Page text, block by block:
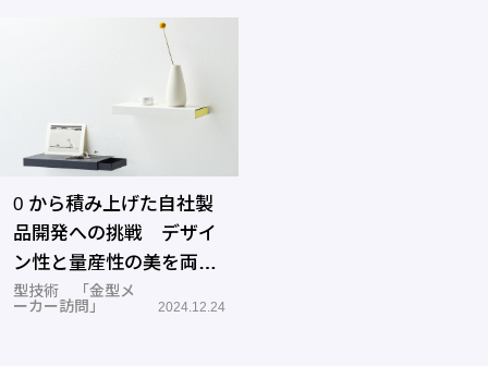
0 から積み上げた自社製
品開発への挑戦 デザイ
ン性と量産性の美を両立
した「BOOK EDGE」―
型技術 「金型メ
ーカー訪問」
2024.12.24